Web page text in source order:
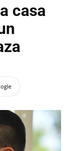
casa